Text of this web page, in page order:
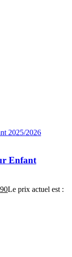
Enfant
Le prix actuel est :